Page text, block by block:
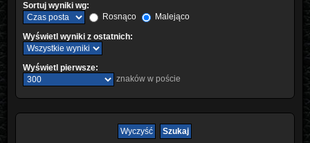
Sortuj wyniki wg:
Rosnąco
Malejąco
Wyświetl wyniki z ostatnich:
Wyświetl pierwsze:
znaków w poście